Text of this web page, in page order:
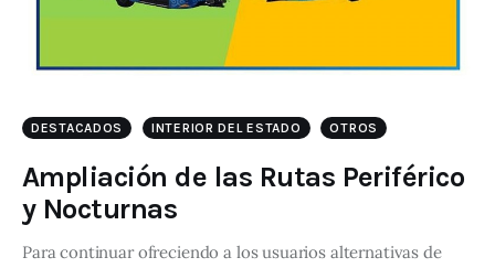
DESTACADOS INTERIOR DEL ESTADO OTROS
Ampliación de las Rutas Periférico
y Nocturnas
Para continuar ofreciendo a los usuarios alternativas de